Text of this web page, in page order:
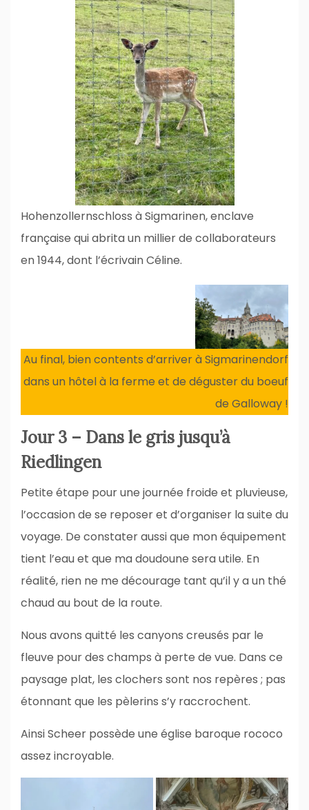
Hohenzollernschloss à Sigmarinen, enclave
française qui abrita un millier de collaborateurs
en 1944, dont l’écrivain Céline.
Au final, bien contents d’arriver à Sigmarinendorf
dans un hôtel à la ferme et de déguster du boeuf
de Galloway !
Jour 3 – Dans le gris jusqu’à
Riedlingen
Petite étape pour une journée froide et pluvieuse,
l’occasion de se reposer et d’organiser la suite du
voyage. De constater aussi que mon équipement
tient l’eau et que ma doudoune sera utile. En
réalité, rien ne me décourage tant qu’il y a un thé
chaud au bout de la route.
Nous avons quitté les canyons creusés par le
fleuve pour des champs à perte de vue. Dans ce
paysage plat, les clochers sont nos repères ; pas
étonnant que les pèlerins s’y raccrochent.
Ainsi Scheer possède une église baroque rococo
assez incroyable.